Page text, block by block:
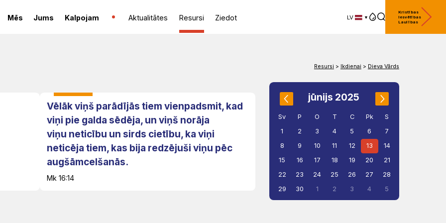
Mēs Jums Kalpojam Aktualitātes Resursi Ziedot
LV
Kristības
Iesvētības
Laulības
Resursi > Ikdienai > Dieva Vārds
Vēlāk viņš parādījās tiem vienpadsmit, kad
viņi pie galda sēdēja, un viņš norāja
viņu neticību un sirds cietību, ka viņi
neticēja tiem, kas bija redzējuši viņu pēc
augšāmcelšanās.
Mk 16:14
jūnijs 2025
Sv P O T C Pk
S
1
2 3 4 5 6
7
8
9 10 11 12 13
14
15
16 17 18 19 20
21
22
23 24 25 26 27
28
29
30 1 2 3 4 5